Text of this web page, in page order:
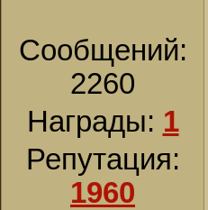
Сообщений:
2260
Награды: 1
Репутация:
1960